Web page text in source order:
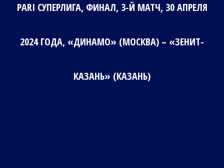
PARI СУПЕРЛИГА, ФИНАЛ, 3-Й МАТЧ, 30 АПРЕЛЯ
2024 ГОДА, «ДИНАМО» (МОСКВА) – «ЗЕНИТ-
КАЗАНЬ» (КАЗАНЬ)